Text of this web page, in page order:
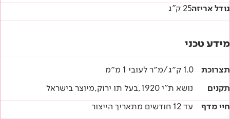
גודל אריזה25 ק"ג
מידע טכני
תצרוכת
1.0 ק״ג/מ״ר לעובי 1 מ״מ
תקנים
נושא ת"י 1920,בעל תו ירוק,מיוצר בישראל
חיי מדף
עד 12 חודשים מתאריך הייצור